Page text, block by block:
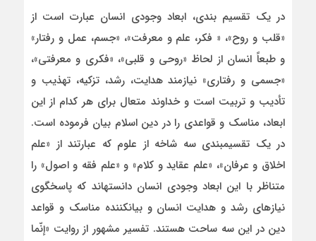
در یک تقسیم بندی، ابعاد وجودی انسان عبارت است از
«قلب و روح»، « فکر، علم و معرفت»، «جسم، عمل و رفتار»
و طبعاً انسان از لحاظ «روحی و قلبی»، «فکری و معرفتی»،
«جسمی و رفتاری» نیازمند هدایت، رشد، تزکیه، تهذیب و
تأدیب و تربیت است و خداوند متعال برای هر کدام از این
ابعاد، مناسک و قواعدی را در دین اسلام بیان فرموده است.
در یک تقسیم­بندی سه شاخه از علوم که عبارتند از «علم
اخلاق و عرفان»، «علم عقاید و کلام» و «علم فقه و اصول» را
متناظر با این ابعاد وجودی انسان دانسته­اند که پاسخ­گوی
نیازهای رشد و هدایت انسان و بیان­کننده مناسک و قواعد
دین در این سه ساحت هستند. تفسیر مشهور از روایت «إنّما